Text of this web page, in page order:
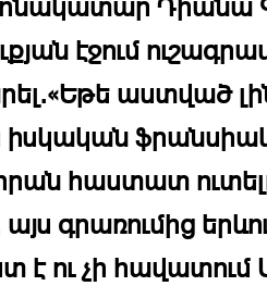
Դիանա
էջում
աստված
հաստատ
գրառումից
է ու չի հավատում